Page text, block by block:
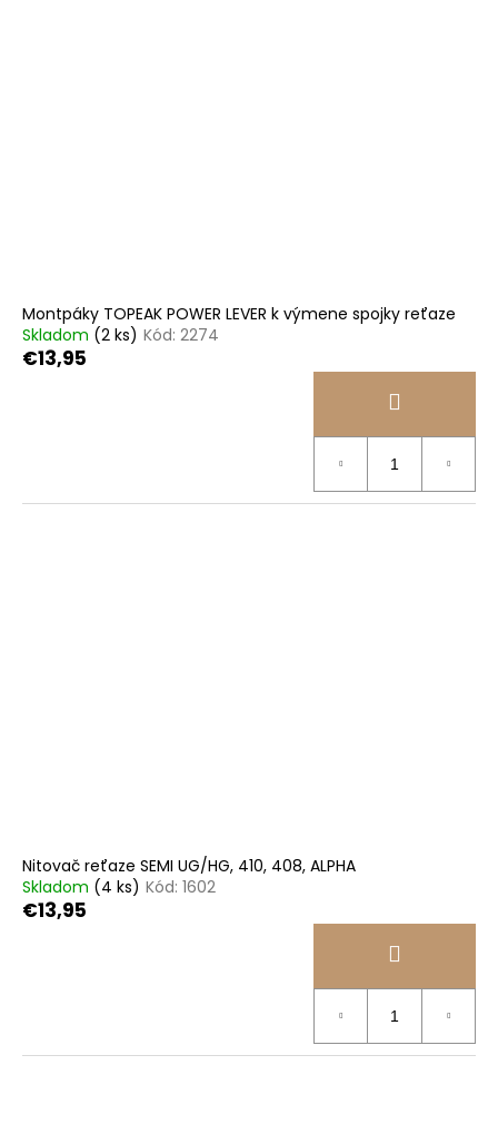
Montpáky TOPEAK POWER LEVER k výmene spojky reťaze
Skladom (2 ks) Kód: 2274
€13,95
Nitovač reťaze SEMI UG/HG, 410, 408, ALPHA
Skladom (4 ks) Kód: 1602
€13,95